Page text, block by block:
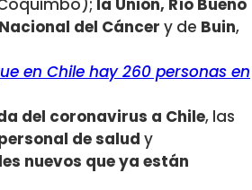
la Unión, Río Bueno
del Cáncer y de Buin,
en Chile hay 260 personas en
del coronavirus a Chile, las
de salud y
nuevos que ya están